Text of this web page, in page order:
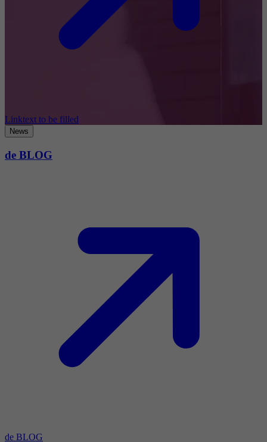
Linktext to be filled
News
de BLOG
de BLOG